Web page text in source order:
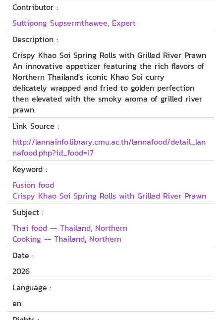
Contributor :
Suttipong Supsermthawee, Expert
Description :
Crispy Khao Soi Spring Rolls with Grilled River Prawn
An innovative appetizer featuring the rich flavors of
Northern Thailand's iconic Khao Soi curry
delicately wrapped and fried to golden perfection
then elevated with the smoky aroma of grilled river
prawn.
Link Source :
http://lannainfo.library.cmu.ac.th/lannafood/detail_lan
nafood.php?id_food=17
Keyword :
Fusion food
Crispy Khao Soi Spring Rolls with Grilled River Prawn
Subject :
Thai food -- Thailand, Northern
Cooking -- Thailand, Northern
Date :
2026
Language :
en